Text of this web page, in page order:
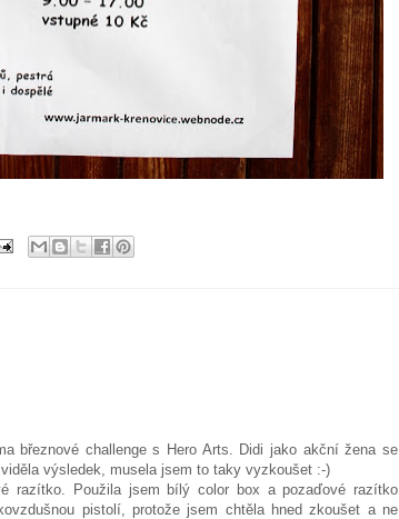
březnové challenge s Hero Arts. Didi jako akční žena se
výsledek, musela jsem to taky vyzkoušet :-)
razítko. Použila jsem bílý color box a pozaďové razítko
pistolí, protože jsem chtěla hned zkoušet a ne